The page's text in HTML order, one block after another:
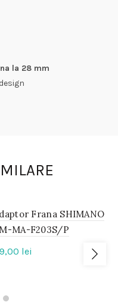
la 28 mm
IN
STOC
Frana SHIMANO
MA-F203S/P
lei